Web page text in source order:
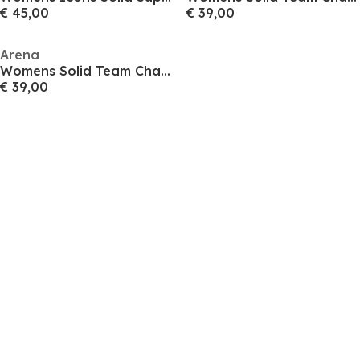
€ 45,00
€ 39,00
Arena
Womens Solid Team Challenge Swimsuit
€ 39,00